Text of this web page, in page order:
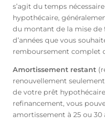
s’agit du temps
hypothécaire,
du montant de la mise de
d’années que vous
remboursement complet
Amortissement restant
renouvellement
de votre prêt
refinancement, vous
amortissement à 25 ou 30